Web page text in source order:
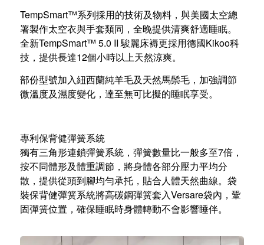
TempSmart™系列採用的技術及物料，與美國太空總
署製作太空衣與手套類同，全晚提供清爽舒適睡眠。
全新TempSmart™ 5.0 II 駿麗床褥更採用德國Kikoo科
技，提供長達12個小時以上天然涼爽。
部份型號加入紐西蘭純羊毛及天然馬鬃毛，加強調節
微溫度及濕度變化，達至無可比擬的睡眠享受。
專利保背健彈簧系統
獨有三角形連鎖彈簧系統，彈簧數量比一般多至7倍，
按不同體形及體重調節，將身體各部分壓力平均分
散，提供從頭到腳均勻承托，貼合人體天然曲線。袋
裝保背健彈簧系統將高碳鋼彈簧套入Versare袋內，鞏
固彈簧位置，確保睡眠時身體轉動不會影響睡伴。